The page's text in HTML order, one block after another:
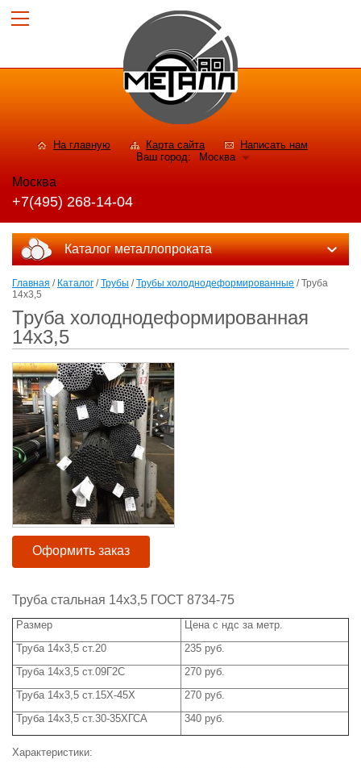
На главную Карта сайта
Написать нам
Ваш город:
Москва
Москва
+7(495) 268-14-04
Каталог металлопроката
Главная / Каталог /Трубы /Трубы холоднодеформированные / Труба
14х3,5
Труба холоднодеформированная
14х3,5
Оформить заказ
Труба стальная 14х3,5 ГОСТ 8734-75
Размер
Цена с ндс за метр.
Труба 14х3,5 ст.20
235 руб.
Труба 14х3,5 ст.09Г2С
270 руб.
Труба 14х3,5 ст.15Х-45Х
270 руб.
Труба 14х3,5 ст.30-35ХГСА
340 руб.
Характеристики: